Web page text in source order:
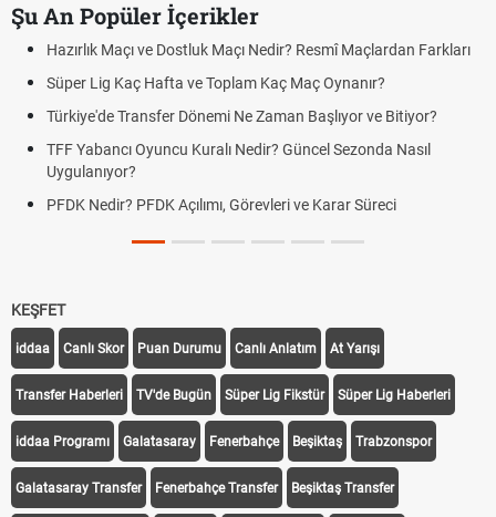
Şu An Popüler İçerikler
ve Dostluk Maçı Nedir? Resmî Maçlardan Farkları
Kaç Hafta ve Toplam Kaç Maç Oynanır?
Transfer Dönemi Ne Zaman Başlıyor ve Bitiyor?
Oyuncu Kuralı Nedir? Güncel Sezonda Nasıl
PFDK Açılımı, Görevleri ve Karar Süreci
Puan
Futbol
Deplasman
KEŞFET
iddaa Canlı Skor Puan Durumu Canlı Anlatım At Yarışı
Transfer Haberleri TV'de Bugün Süper Lig Fikstür Süper Lig Haberleri
iddaa Programı Galatasaray Fenerbahçe Beşiktaş Trabzonspor
Galatasaray Transfer Fenerbahçe Transfer Beşiktaş Transfer